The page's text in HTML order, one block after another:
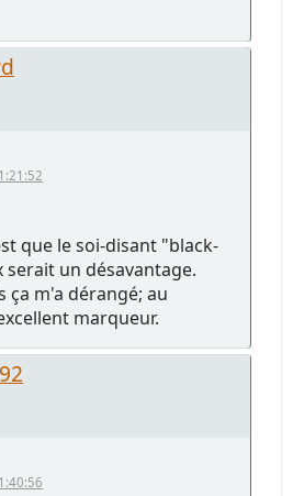
que le soi-disant "black-
serait un désavantage.
ça m'a dérangé; au
marqueur.